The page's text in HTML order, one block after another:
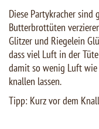
Diese Partykracher sind
Butterbrottüten
Glitzer und Riegelein
dass viel Luft in der
damit so wenig Luft
knallen lassen.
Tipp: Kurz vor dem